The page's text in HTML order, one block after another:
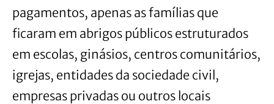
pagamentos, apenas as famílias que
ficaram em abrigos públicos estruturados
em escolas, ginásios, centros comunitários,
igrejas, entidades da sociedade civil,
empresas privadas ou outros locais